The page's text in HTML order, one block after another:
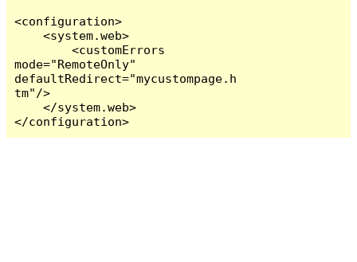
<configuration>
    <system.web>
        <customErrors
mode="RemoteOnly"
defaultRedirect="mycustompage.h
tm"/>
    </system.web>
</configuration>